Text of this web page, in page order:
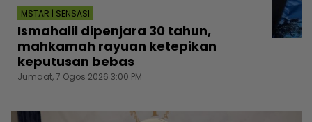
MSTAR | SENSASI
Ismahalil dipenjara 30 tahun,
mahkamah rayuan ketepikan
keputusan bebas
Jumaat, 7 Ogos 2026 3:00 PM